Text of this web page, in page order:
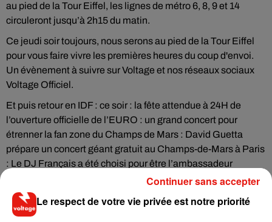
au pied de la Tour Eiffel, les lignes de métro 6, 8, 9 et 14
circuleront jusqu’à 2h15 du matin.
Ce jeudi soir toujours, nous serons au pied de la Tour Eiffel
pour vous faire vivre les premières heures du coup d'envoi.
Un évènement à suivre sur Voltage et nos réseaux sociaux
Voltage Officiel.
Et puis retour en IDF : ce soir : la fête attendue à 24H de
l’ouverture officielle de l’EURO : un grand concert pour
étrenner la fan zone du Champs de Mars : David Guetta
prépare un concert géant gratuit au Champs-de-Mars à Paris
: Le DJ Français a été choisi pour être l’ambassadeur
musical de l’Euro 2016. Le spectacle sera diffusé dès 21h
jeudi soir, en direct sur TF1 !
Le respect de votre vie privée est notre priorité
Continuer sans accepter